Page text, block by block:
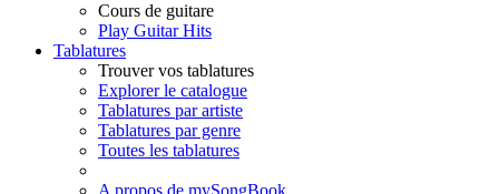
Cours de guitare
Play Guitar Hits
Tablatures
Trouver vos tablatures
Explorer le catalogue
Tablatures par artiste
Tablatures par genre
Toutes les tablatures
A propos de mySongBook